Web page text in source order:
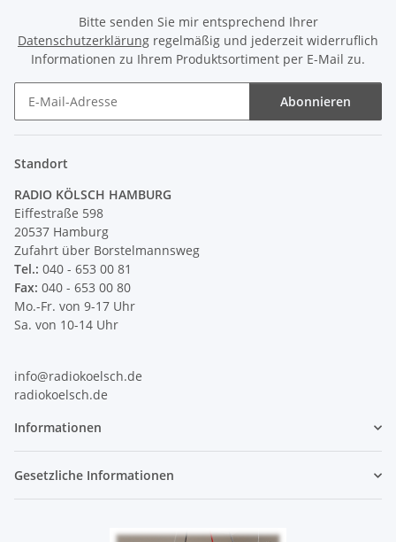
Bitte senden Sie mir entsprechend Ihrer
Datenschutzerklärung regelmäßig und jederzeit widerruflich
Informationen zu Ihrem Produktsortiment per E-Mail zu.
Abonnieren
Standort
RADIO KÖLSCH HAMBURG
Eiffestraße 598
20537 Hamburg
Zufahrt über Borstelmannsweg
Tel.: 040 - 653 00 81
Fax: 040 - 653 00 80
Mo.-Fr. von 9-17 Uhr
Sa. von 10-14 Uhr
info@radiokoelsch.de
radiokoelsch.de
Informationen
Gesetzliche Informationen